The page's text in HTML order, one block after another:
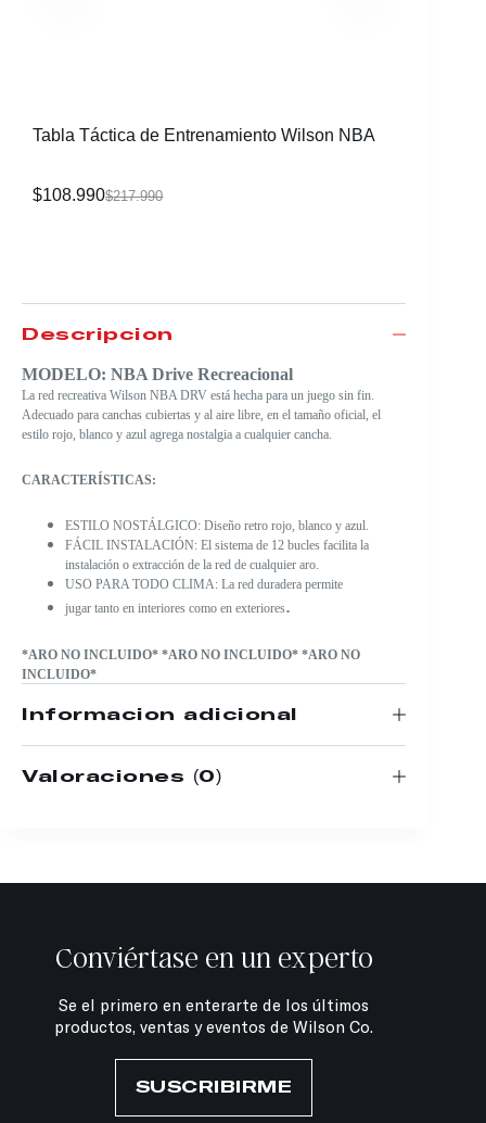
Tabla Táctica de Entrenamiento Wilson NBA
$217.990
$108.990
Descripción
MODELO: NBA Drive Recreacional
La red recreativa Wilson NBA DRV está hecha para un juego sin fin.
Adecuado para canchas cubiertas y al aire libre, en el tamaño oficial, el
estilo rojo, blanco y azul agrega nostalgia a cualquier cancha.
CARACTERÍSTICAS:
ESTILO NOSTÁLGICO: Diseño retro rojo, blanco y azul.
FÁCIL INSTALACIÓN: El sistema de 12 bucles facilita la
instalación o extracción de la red de cualquier aro.
USO PARA TODO CLIMA: La red duradera permite
jugar tanto en interiores como en exteriores.
*ARO NO INCLUIDO* *ARO NO INCLUIDO* *ARO NO
INCLUIDO*
Información adicional
Valoraciones (0)
Conviértase en un experto
Se el primero en enterarte de los últimos
productos, ventas y eventos de Wilson Co.
SUSCRIBIRME